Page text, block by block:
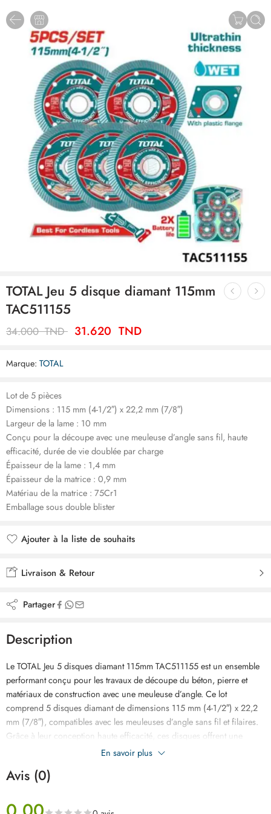
TOTAL Jeu 5 disque diamant 115mm
TAC511155
34.000TND 31.620 TND
Marque: TOTAL
Lot de 5 pièces
Dimensions : 115 mm (4-1/2″) x 22,2 mm (7/8″)
Largeur de la lame : 10 mm
Conçu pour la découpe avec une meuleuse d’angle sans fil, haute
efficacité, durée de vie doublée par charge
Épaisseur de la lame : 1,4 mm
Épaisseur de la matrice : 0,9 mm
Matériau de la matrice : 75Cr1
Emballage sous double blister
Ajouter à la liste de souhaits
Livraison & Retour
Partager
Description
Le TOTAL Jeu 5 disques diamant 115mm TAC511155 est un ensemble
performant conçu pour les travaux de découpe du béton, pierre et
matériaux de construction avec une meuleuse d’angle. Ce lot
comprend 5 disques diamant de dimensions 115 mm (4-1/2″) x 22,2
mm (7/8″), compatibles avec les meuleuses d’angle sans fil et filaires.
Grâce à leur conception haute efficacité, ces disques offrent une
coupe rapide, précise et une durée de vie doublée par charge lors de
robuste en acier 75Cr1, ils garantissent une excellente résistance à
de 10 mm ainsi que leur épaisseur optimisée de 1,4 mm assurent des
En savoir plus
Avis (0)